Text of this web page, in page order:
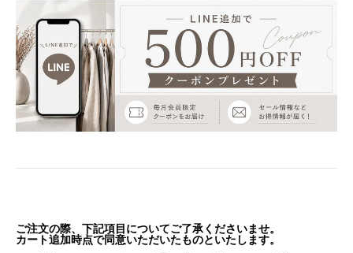
ご注文の際、下記項目についてご了承くださいませ。
カート追加時点で同意いただいたものといたします。